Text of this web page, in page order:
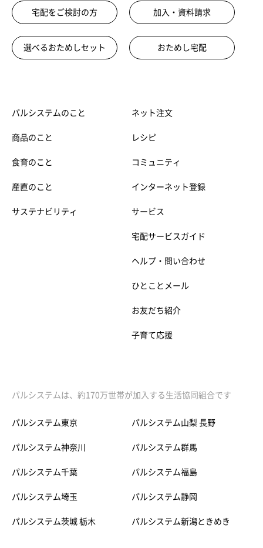
宅配をご検討の方 加入・資料請求
選べるおためしセット おためし宅配
パルシステムのこと
商品のこと
食育のこと
産直のこと
サステナビリティ
ネット注文
レシピ
コミュニティ
インターネット登録
サービス
宅配サービスガイド
ヘルプ・問い合わせ
ひとことメール
お友だち紹介
子育て応援
パルシステムは、約170万世帯が加入する生活協同組合です
パルシステム東京
パルシステム神奈川
パルシステム千葉
パルシステム埼玉
パルシステム茨城 栃木
パルシステム山梨 長野
パルシステム群馬
パルシステム福島
パルシステム静岡
パルシステム新潟ときめき